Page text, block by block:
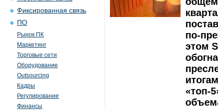
Фиксированная связь
ПО
Рынок ПК
Маркетинг
Торговые сети
Оборудование
Outsourcing
Кадры
Регулирование
Финансы
по-
этом
«топ-